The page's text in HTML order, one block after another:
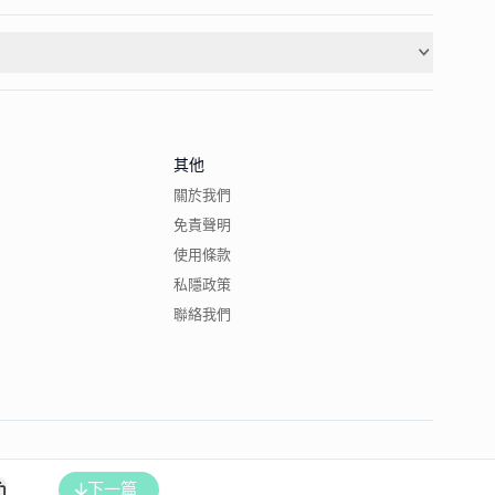
下一篇
其他
關於我們
免責聲明
使用條款
私隱政策
聯絡我們